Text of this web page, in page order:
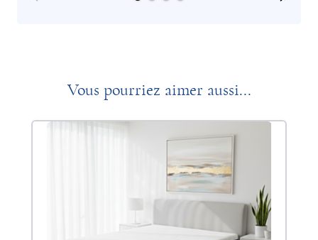
Vous pourriez aimer aussi...